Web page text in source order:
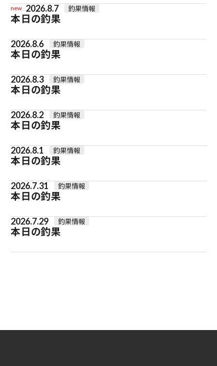
new 2026.8.7 釣果情報
本日の釣果
2026.8.6 釣果情報
本日の釣果
2026.8.3 釣果情報
本日の釣果
2026.8.2 釣果情報
本日の釣果
2026.8.1 釣果情報
本日の釣果
2026.7.31 釣果情報
本日の釣果
2026.7.29 釣果情報
本日の釣果